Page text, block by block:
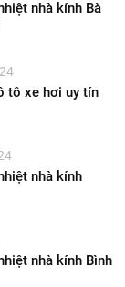
nhà kính Bà
tô xe hơi uy tín
nhà kính
nhà kính Bình